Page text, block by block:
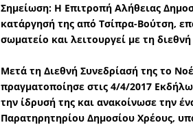
Σημείωση: Η Επιτροπή Αλήθειας
κατάργησή της από Τσίπρα-Βούτση,
σωματείο και λειτουργεί με τη
Μετά τη Διεθνή Συνεδρίασή της το
πραγματοποίησε στις 4/4/2017
την ίδρυσή της και ανακοίνωσε την
Παρατηρητηρίου Δημοσίου Χρέους,